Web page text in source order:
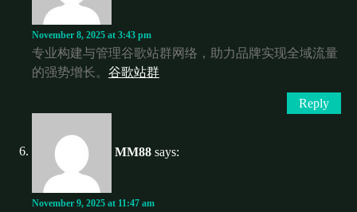
November 8, 2025 at 3:43 pm
专业构建与管理谷歌站群网络，助力品牌实现全域流量
的强势增长。 谷歌站群
Reply
MM88 says:
November 9, 2025 at 11:47 am